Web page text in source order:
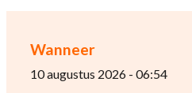
Wanneer
10 augustus 2026 - 06:54